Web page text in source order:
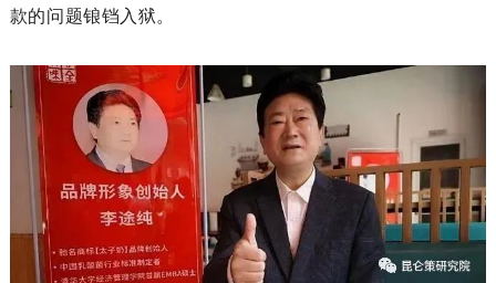
款的问题锒铛入狱。